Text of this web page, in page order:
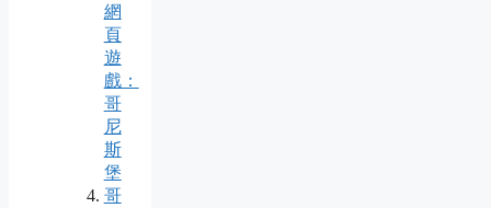
網
頁
遊
戲：
哥
尼
斯
堡
哥